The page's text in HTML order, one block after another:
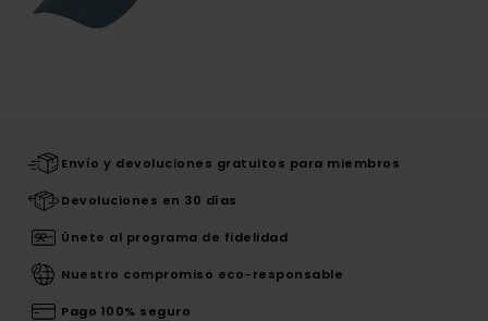
Envío y devoluciones gratuitos para miembros
Devoluciones en 30 días
Únete al programa de fidelidad
Nuestro compromiso eco-responsable
Pago 100% seguro